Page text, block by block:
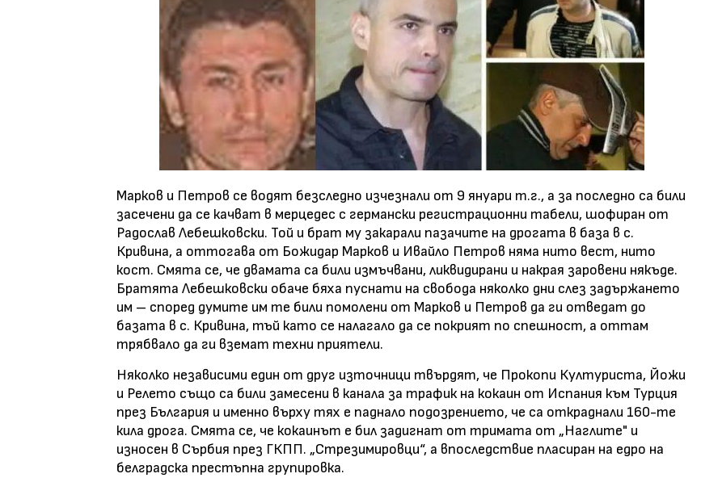
Марков и Петров се водят безследно изчезнали от 9 януари т.г., а за последно са били
засечени да се качват в мерцедес с германски регистрационни табели, шофиран от
Радослав Лебешковски. Той и брат му закарали пазачите на дрогата в база в с.
Кривина, а оттогава от Божидар Марков и Ивайло Петров няма нито вест, нито
кост. Смята се, че двамата са били измъчвани, ликвидирани и накрая заровени някъде.
Братята Лебешковски обаче бяха пуснати на свобода няколко дни слез задържането
им – според думите им те били помолени от Марков и Петров да ги отведат до
базата в с. Кривина, тъй като се налагало да се покрият по спешност, а оттам
трябвало да ги вземат техни приятели.
Няколко независими един от друг източници твърдят, че Прокопи Културиста, Йожи
и Релето също са били замесени в канала за трафик на кокаин от Испания към Турция
през България и именно върху тях е паднало подозрението, че са откраднали 160-те
кила дрога. Смята се, че кокаинът е бил задигнат от тримата от „Наглите" и
износен в Сърбия през ГКПП. „Стрезимировци“, а впоследствие пласиран на едро на
белградска престъпна групировка.